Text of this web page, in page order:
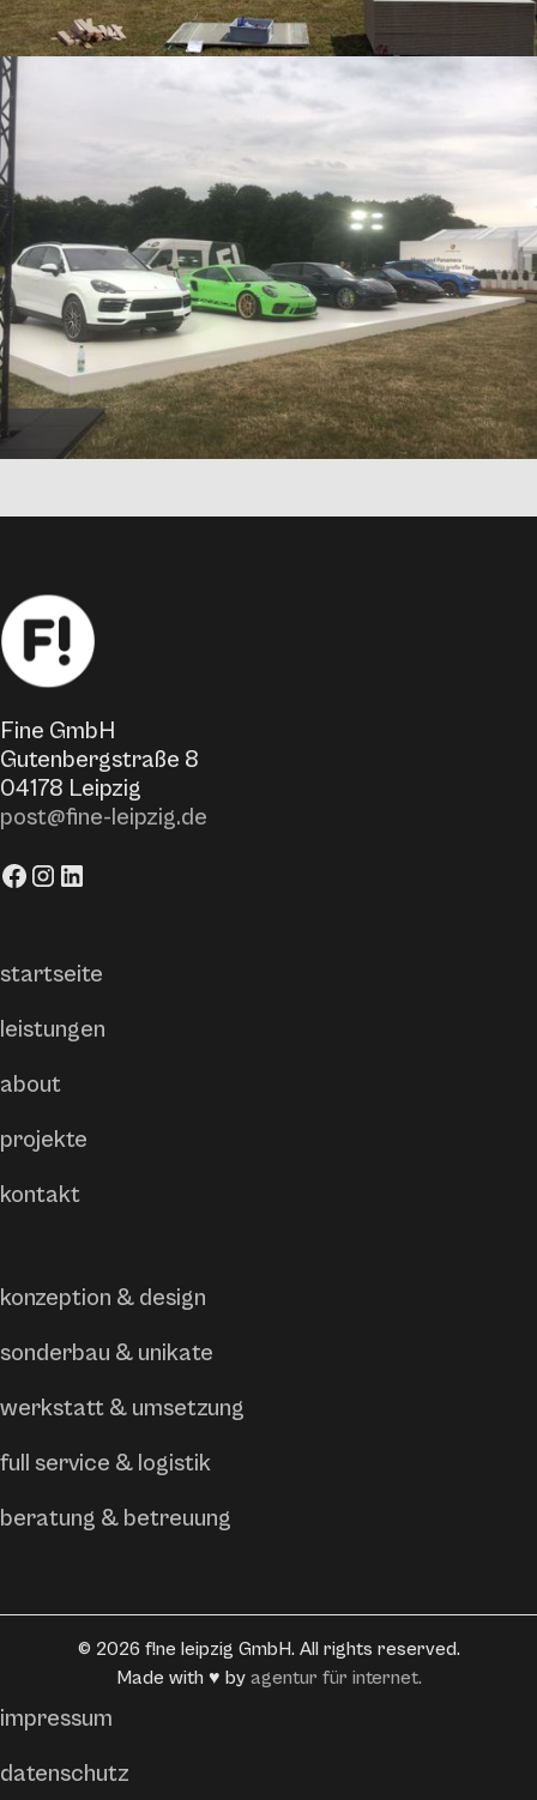
Fine GmbH
Gutenbergstraße 8
04178 Leipzig
post@fine-leipzig.de
startseite
leistungen
about
projekte
kontakt
konzeption & design
sonderbau & unikate
werkstatt & umsetzung
full service & logistik
beratung & betreuung
© 2026 f!ne leipzig GmbH. All rights reserved.
Made with ♥ by agentur für internet.
impressum
datenschutz